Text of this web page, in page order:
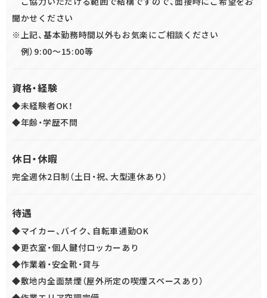
聞かせください
※上記、基本勤務時間以外もお気楽にご相談ください
例）9:00～15:00等
資格・経験
◆未経験者OK！
◆年齢・学歴不問
休日・休暇
完全週休2日制（土日・祝、大型連休あり）
待遇
◆マイカー、バイク、自転車通勤OK
◆更衣室・個人鍵付ロッカーあり
◆作業着・安全靴・貸与
◆敷地内全面禁煙（屋外所定の喫煙スペースあり）